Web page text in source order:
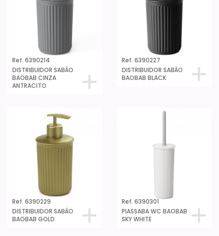
Ref. 6390214
DISTRIBUIDOR SABÂO
BAOBAB CINZA
ANTRACITO
Ref. 6390227
DISTRIBUIDOR SABÂO
BAOBAB BLACK
Ref. 6390229
DISTRIBUIDOR SABÂO
BAOBAB GOLD
Ref. 6390301
PIASSABA WC BAOBAB
SKY WHITE